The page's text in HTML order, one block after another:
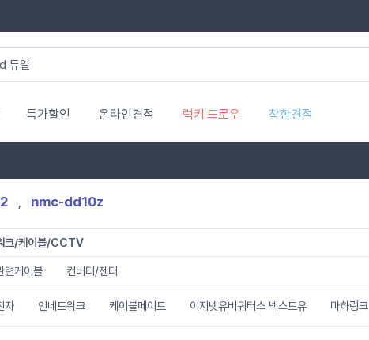
특가할인 온라인견적 럭키 드로우 착한견적
nmc-dd10z
크/케이블/CCTV
련케이블 컨버터/젠더
자 인네트워크 케이블메이트 이지넷유비쿼터스 넥스트유 마하링크